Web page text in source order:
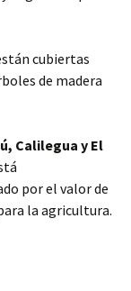
cubiertas
de madera
Calilegua y El
por el valor de
la agricultura.